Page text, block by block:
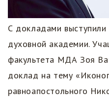
С докладами
духовной академии.
факультета МДА Зоя
доклад на тему
равноапостольного